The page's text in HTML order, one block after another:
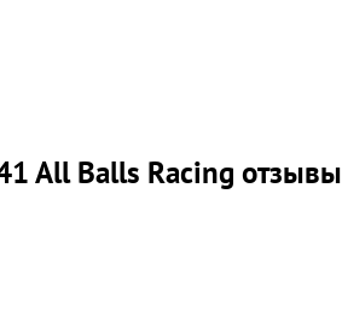
All Balls Racing отзывы